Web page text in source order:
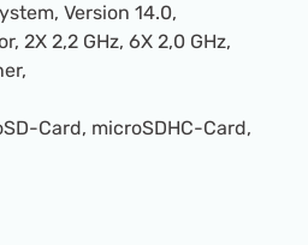
Version 14.0,
2X 2,2 GHz, 6X 2,0 GHz,
Card, microSDHC-Card,